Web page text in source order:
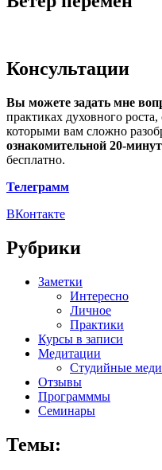
Консультации
Вы можете задать мне
практиках духовного
которыми вам сложно
ознакомительной 20-
бесплатно.
Телеграмм
ВКонтакте
Рубрики
Заметки
Интересно
Личное
Практики
Курсы в записи
Медитации
Студийные
Отзывы
Программмы
Семинары
Темы: